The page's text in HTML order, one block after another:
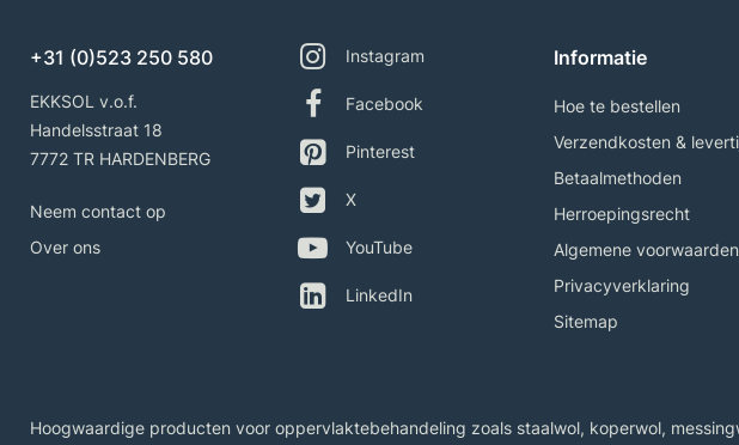
+31 (0)523 250 580
EKKSOL v.o.f.
Handelsstraat 18
7772 TR HARDENBERG
Neem contact op
Over ons
Instagram
Facebook
Pinterest
X
YouTube
LinkedIn
Informatie
Hoe te bestellen
Verzendkosten &
Betaalmethoden
Herroepingsrecht
Algemene
Privacyverklaring
Sitemap
Hoogwaardige producten voor oppervlaktebehandeling zoals staalwol, koperwol,